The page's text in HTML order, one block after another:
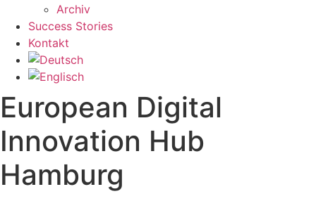
Archiv
Success Stories
Kontakt
European Digital
Innovation Hub
Hamburg